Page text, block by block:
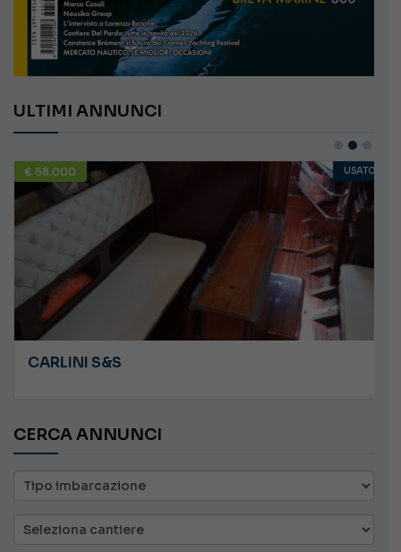
ULTIMI ANNUNCI
€ 58.000 USATO
CARLINI S&S
CERCA ANNUNCI